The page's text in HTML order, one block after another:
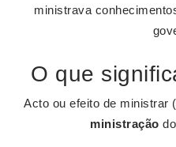
ministrava
O que
Acto ou efeito de ministrar
ministração